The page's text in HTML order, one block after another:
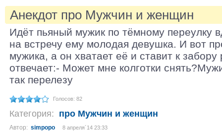
Анекдот про Мужчин и женщин
Идёт пьяный мужик по тёмному переулку
на встречу ему молодая девушка. И вот
мужика, а он хватает её и ставит к
отвечает:- Может мне колготки
так перелезу
Голосов: 82
Категория: про Мужчин и женщин
Автор: simpopo 8 апреля´14 23:33